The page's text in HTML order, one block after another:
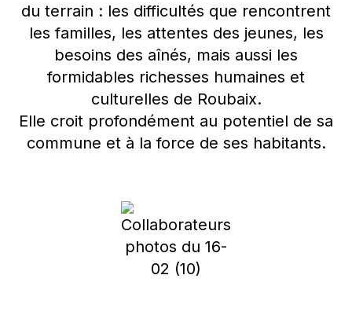
du terrain : les difficultés que rencontrent
les familles, les attentes des jeunes, les
besoins des aînés, mais aussi les
formidables richesses humaines et
culturelles de Roubaix.
Elle croit profondément au potentiel de sa
commune et à la force de ses habitants.